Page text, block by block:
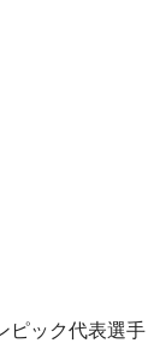
ピック代表選手